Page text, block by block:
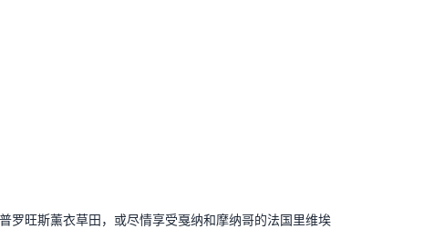
罗旺斯薰衣草田，或尽情享受戛纳和摩纳哥的法国里维埃